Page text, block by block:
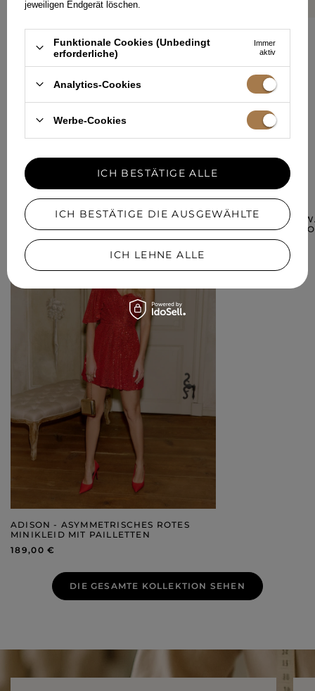
Für Ihre Bewertung erhalten Sie
15 Pkt.
in unserem Treueprogramm.
IN EINER ÄHNLICHEN FARBE
ADISON - ASYMMETRISCHES ROTES
MINIKLEID MIT PAILLETTEN
189,00 €
HAYAMI –
PLISSIERTER
279,00 €
DIE GESAMTE KOLLEKTION SEHEN
jeweiligen Endgerät löschen.
Funktionale Cookies (Unbedingt
erforderliche)
Immer
aktiv
Analytics-Cookies
Werbe-Cookies
ICH BESTÄTIGE DIE AUSGEWÄHLTE
ICH LEHNE ALLE
ICH BESTÄTIGE ALLE